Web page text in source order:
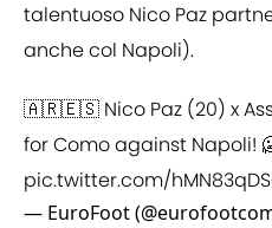
talentuoso Nico Paz
anche col Napoli).
🇦🇷🇪🇸 Nico Paz (20) x
for Como against Napoli!
pic.twitter.com/
— EuroFoot